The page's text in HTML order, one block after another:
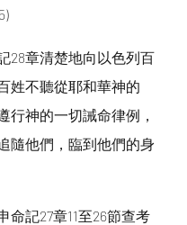
28章清楚地向以色列百
姓不聽從耶和華神的
行神的一切誡命律例，
隨他們，臨到他們的身
命記27章11至26節查考